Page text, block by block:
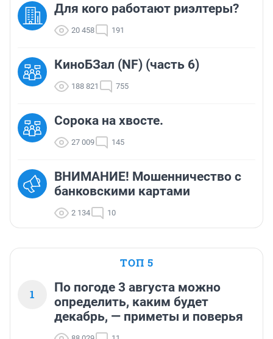
Для кого работают риэлтеры?
20 458 191
КиноБЗал (NF) (часть 6)
188 821 755
Сорока на хвосте.
27 009 145
ВНИМАНИЕ! Мошенничество с
банковскими картами
2 134 10
ТОП 5
1
По погоде 3 августа можно
определить, каким будет
декабрь, — приметы и поверья